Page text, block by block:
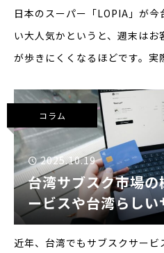
日本のスーパー「LOPIA」が
い大人気かというと、週末は
が歩きにくくなるほどです。
名ビジネス誌「商業週刊」がY
コラム
2025.10.19
台湾サブスク市場
ービスや台湾らし
近年、台湾でもサブスクサー